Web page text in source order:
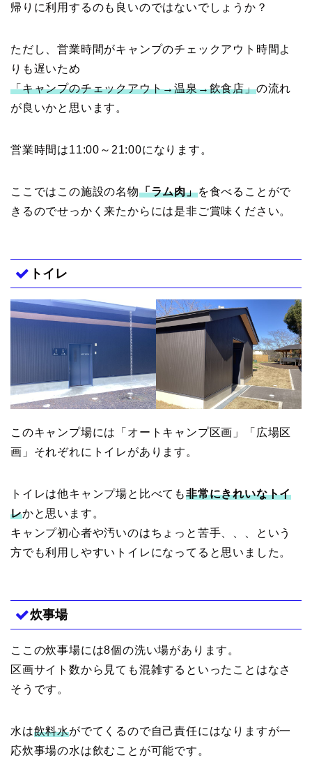
帰りに利用するのも良いのではないでしょうか？
ただし、営業時間がキャンプのチェックアウト時間よ
りも遅いため
「キャンプのチェックアウト→温泉→飲食店」の流れ
が良いかと思います。
営業時間は11:00～21:00になります。
ここではこの施設の名物「ラム肉」を食べることがで
きるのでせっかく来たからには是非ご賞味ください。
トイレ
このキャンプ場には「オートキャンプ区画」「広場区
画」それぞれにトイレがあります。
トイレは他キャンプ場と比べても非常にきれいなトイ
レかと思います。
キャンプ初心者や汚いのはちょっと苦手、、、という
方でも利用しやすいトイレになってると思いました。
炊事場
ここの炊事場には8個の洗い場があります。
区画サイト数から見ても混雑するといったことはなさ
そうです。
水は飲料水がでてくるので自己責任にはなりますが一
応炊事場の水は飲むことが可能です。